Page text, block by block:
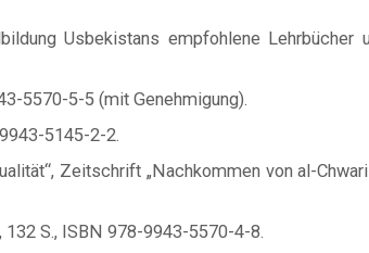
Usbekistans empfohlene Lehrbücher
5570-5-5 (mit Genehmigung).
9943-5145-2-2.
Zeitschrift „Nachkommen von al-
132 S., ISBN 978-9943-5570-4-8.